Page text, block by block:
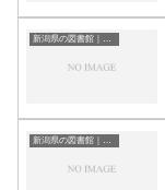
新潟県の図書館｜勉強できる場所
新潟県の図書館｜勉強できる場所